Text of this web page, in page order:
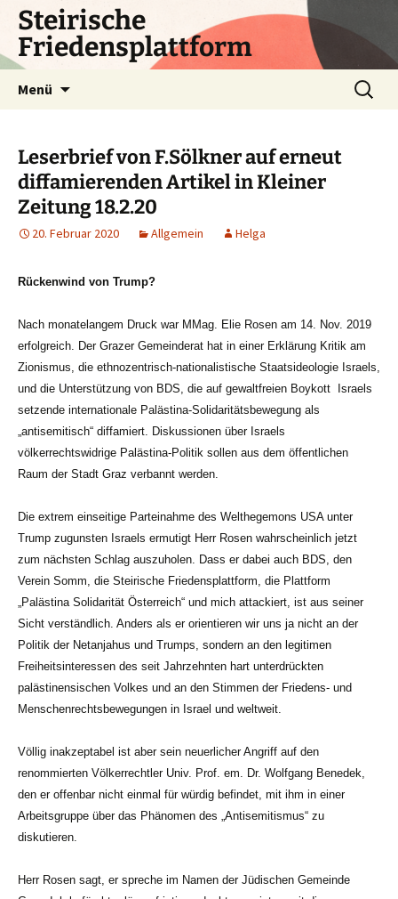
Zum
Inhalt
springen
Steirische
Friedensplattform
Menü
Suchen
nach:
Leserbrief von F.Sölkner auf erneut
diffamierenden Artikel in Kleiner
Zeitung 18.2.20
20. Februar 2020 Allgemein Helga
Rückenwind von Trump?
Nach monatelangem Druck war MMag. Elie Rosen am 14. Nov. 2019
erfolgreich. Der Grazer Gemeinderat hat in einer Erklärung Kritik am
Zionismus, die ethnozentrisch-nationalistische Staatsideologie Israels,
und die Unterstützung von BDS, die auf gewaltfreien Boykott Israels
setzende internationale Palästina-Solidaritätsbewegung als
„antisemitisch“ diffamiert. Diskussionen über Israels
völkerrechtswidrige Palästina-Politik sollen aus dem öffentlichen
Raum der Stadt Graz verbannt werden.
Die extrem einseitige Parteinahme des Welthegemons USA unter
Trump zugunsten Israels ermutigt Herr Rosen wahrscheinlich jetzt
zum nächsten Schlag auszuholen. Dass er dabei auch BDS, den
Verein Somm, die Steirische Friedensplattform, die Plattform
„Palästina Solidarität Österreich“ und mich attackiert, ist aus seiner
Sicht verständlich. Anders als er orientieren wir uns ja nicht an der
Politik der Netanjahus und Trumps, sondern an den legitimen
Freiheitsinteressen des seit Jahrzehnten hart unterdrückten
palästinensischen Volkes und an den Stimmen der Friedens- und
Menschenrechtsbewegungen in Israel und weltweit.
Völlig inakzeptabel ist aber sein neuerlicher Angriff auf den
renommierten Völkerrechtler Univ. Prof. em. Dr. Wolfgang Benedek,
den er offenbar nicht einmal für würdig befindet, mit ihm in einer
Arbeitsgruppe über das Phänomen des „Antisemitismus“ zu
diskutieren.
Herr Rosen sagt, er spreche im Namen der Jüdischen Gemeinde